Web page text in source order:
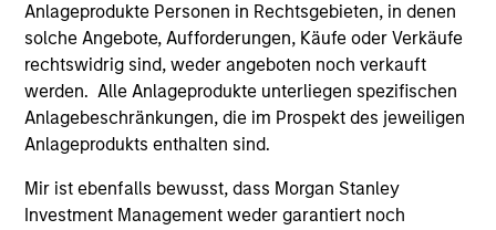
Anlageprodukte Personen in Rechtsgebieten, in denen
solche Angebote, Aufforderungen, Käufe oder Verkäufe
rechtswidrig sind, weder angeboten noch verkauft
werden. Alle Anlageprodukte unterliegen spezifischen
Anlagebeschränkungen, die im Prospekt des jeweiligen
Anlageprodukts enthalten sind.
Mir ist ebenfalls bewusst, dass Morgan Stanley
Investment Management weder garantiert noch